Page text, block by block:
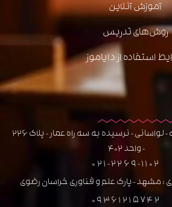
آموزش آنلاین
روش‌های تدریس
استفاده از دایاموز
دفتر تهران : فرمانیه - لواسانی - نرسیده به سه راه عمار - پلاک 226
- واحد 402
021-2269-1102
: مشهد - پارک علم و فناوری خراسان رضوی
09361215742